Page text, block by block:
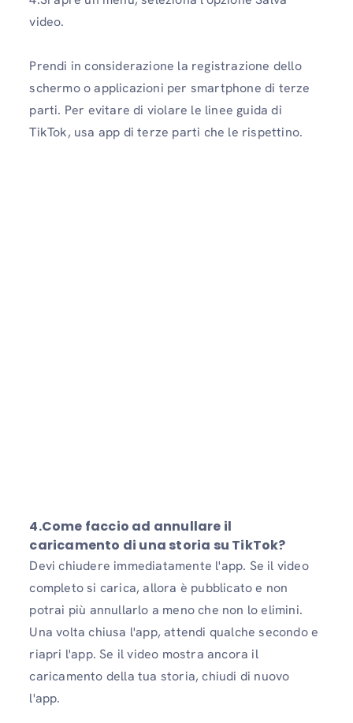
video.
Prendi in considerazione la registrazione dello
schermo o applicazioni per smartphone di terze
parti. Per evitare di violare le linee guida di
TikTok, usa app di terze parti che le rispettino.
4.Come faccio ad annullare il
caricamento di una storia su TikTok?
Devi chiudere immediatamente l'app. Se il video
completo si carica, allora è pubblicato e non
potrai più annullarlo a meno che non lo elimini.
Una volta chiusa l'app, attendi qualche secondo e
riapri l'app. Se il video mostra ancora il
caricamento della tua storia, chiudi di nuovo
l'app.